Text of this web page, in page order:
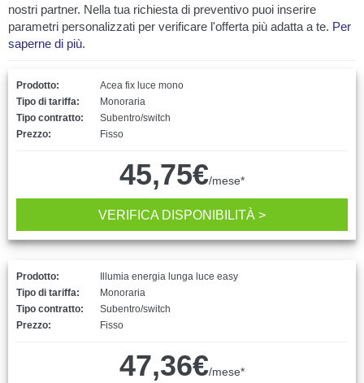
nostri partner. Nella tua richiesta di preventivo puoi inserire
parametri personalizzati per verificare l'offerta più adatta a te. Per
saperne di più.
Prodotto:
Tipo di tariffa:
Tipo contratto:
Prezzo:
Acea fix luce mono
Monoraria
Subentro/switch
Fisso
45,75€/mese*
VERIFICA DISPONIBILITÀ >
Prodotto:
Tipo di tariffa:
Tipo contratto:
Prezzo:
Illumia energia lunga luce easy
Monoraria
Subentro/switch
Fisso
47,36€/mese*